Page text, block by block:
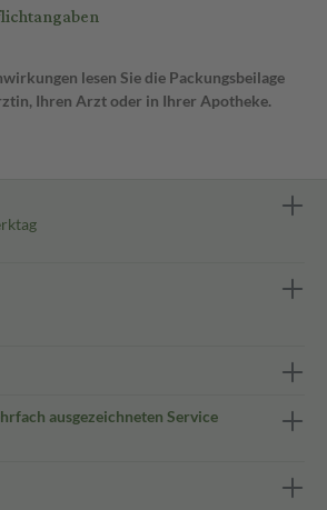
lesen Sie die Packungsbeilage
Ihren Arzt oder in Ihrer Apotheke.
ausgezeichneten Service